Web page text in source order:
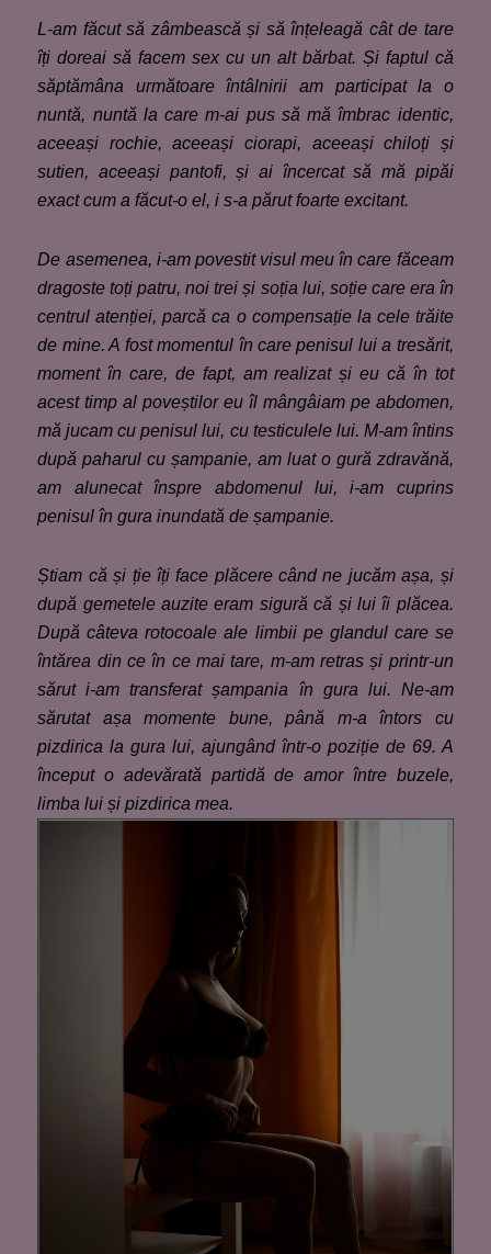
L-am făcut să zâmbească și să înțeleagă cât de tare
îți doreai să facem sex cu un alt bărbat. Și faptul că
săptămâna următoare întâlnirii am participat la o
nuntă, nuntă la care m-ai pus să mă îmbrac identic,
aceeași rochie, aceeași ciorapi, aceeași chiloți și
sutien, aceeași pantofi, și ai încercat să mă pipăi
exact cum a făcut-o el, i s-a părut foarte excitant.
De asemenea, i-am povestit visul meu în care făceam
dragoste toți patru, noi trei și soția lui, soție care era în
centrul atenției, parcă ca o compensație la cele trăite
de mine. A fost momentul în care penisul lui a tresărit,
moment în care, de fapt, am realizat și eu că în tot
acest timp al poveștilor eu îl mângâiam pe abdomen,
mă jucam cu penisul lui, cu testiculele lui. M-am întins
după paharul cu șampanie, am luat o gură zdravănă,
am alunecat înspre abdomenul lui, i-am cuprins
penisul în gura inundată de șampanie.
Știam că și ție îți face plăcere când ne jucăm așa, și
după gemetele auzite eram sigură că și lui îi plăcea.
După câteva rotocoale ale limbii pe glandul care se
întărea din ce în ce mai tare, m-am retras și printr-un
sărut i-am transferat șampania în gura lui. Ne-am
sărutat așa momente bune, până m-a întors cu
pizdirica la gura lui, ajungând într-o poziție de 69. A
început o adevărată partidă de amor între buzele,
limba lui și pizdirica mea.